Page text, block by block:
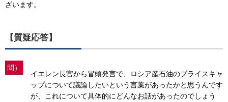
ざいます。
【質疑応答】
問）
イエレン長官から冒頭発言で、ロシア産石油のプライスキャ
ップについて議論したいという言葉があったかと思うんです
が、これについて具体的にどんなお話があったのでしょう